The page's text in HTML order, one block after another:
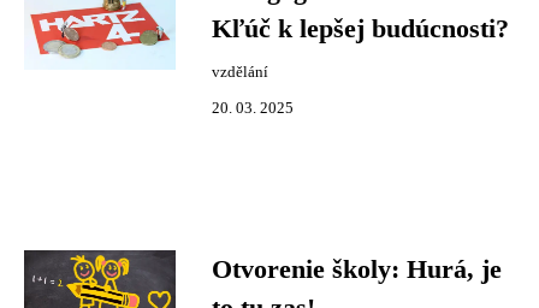
Kľúč k lepšej budúcnosti?
vzdělání
20. 03. 2025
Otvorenie školy: Hurá, je